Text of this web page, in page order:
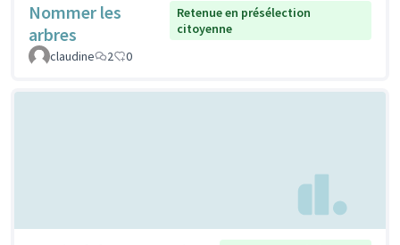
Nommer les
arbres
Retenue en présélection
citoyenne
claudine
2 0